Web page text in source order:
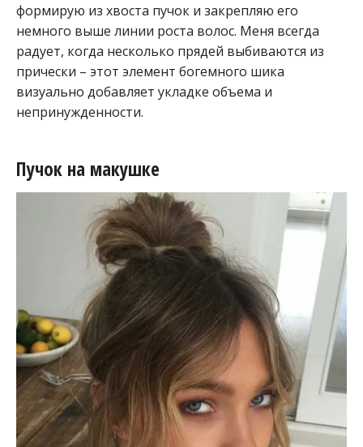
формирую из хвоста пучок и закрепляю его
немного выше линии роста волос. Меня всегда
радует, когда несколько прядей выбиваются из
прически – этот элемент богемного шика
визуально добавляет укладке объема и
непринужденности.
Пучок на макушке